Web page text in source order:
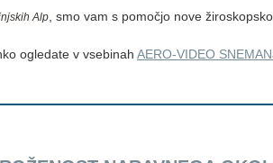
Alp , smo vam s pomočjo nove
ogledate v vsebinah AERO-VIDEO